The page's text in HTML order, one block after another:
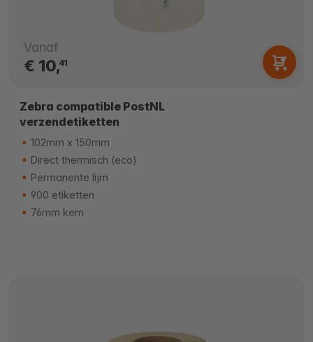
Vanaf
€ 10,41
Zebra compatible PostNL
verzendetiketten
102mm x 150mm
Direct thermisch (eco)
Permanente lijm
900 etiketten
76mm kern